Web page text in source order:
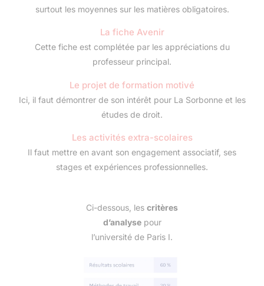
surtout les moyennes sur les matières obligatoires.
La fiche Avenir
Cette fiche est complétée par les appréciations du
professeur principal.
Le projet de formation motivé
Ici, il faut démontrer de son intérêt pour La Sorbonne et les
études de droit.
Les activités extra-scolaires
Il faut mettre en avant son engagement associatif, ses
stages et expériences professionnelles.
Ci-dessous, les critères
d’analysepour
l’université de Paris I.